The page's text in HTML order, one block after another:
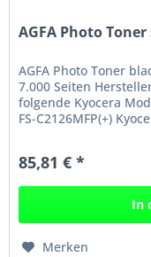
AGFA Photo
AGFA Photo Toner
7.000 Seiten
folgende Kyocera
FS-C2126MFP(+)
85,81 € *
In
Merken